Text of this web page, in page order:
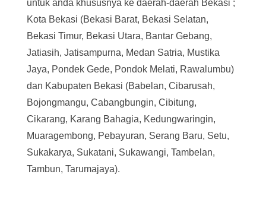
untuk anda khususnya ke daerah-daerah Bekasi ;
Kota Bekasi (Bekasi Barat, Bekasi Selatan,
Bekasi Timur, Bekasi Utara, Bantar Gebang,
Jatiasih, Jatisampurna, Medan Satria, Mustika
Jaya, Pondek Gede, Pondok Melati, Rawalumbu)
dan Kabupaten Bekasi (Babelan, Cibarusah,
Bojongmangu, Cabangbungin, Cibitung,
Cikarang, Karang Bahagia, Kedungwaringin,
Muaragembong, Pebayuran, Serang Baru, Setu,
Sukakarya, Sukatani, Sukawangi, Tambelan,
Tambun, Tarumajaya).